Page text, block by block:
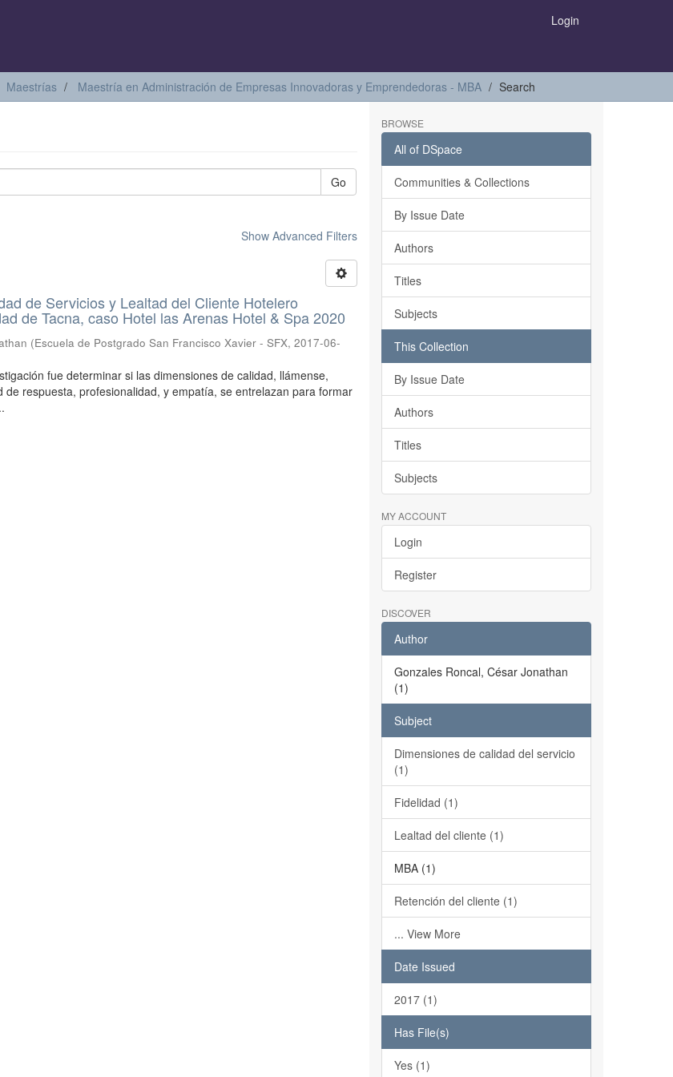
Login
Maestrías Maestría en Administración de Empresas Innovadoras y Emprendedoras - MBA Search
Go
Show Advanced Filters
de Servicios y Lealtad del Cliente Hotelero
de Tacna, caso Hotel las Arenas Hotel & Spa 2020
(Escuela de Postgrado San Francisco Xavier - SFX,2017-06-
fue determinar si las dimensiones de calidad, llámense,
de respuesta, profesionalidad, y empatía, se entrelazan para formar
BROWSE
All of DSpace
Communities & Collections
By Issue Date
Authors
Titles
Subjects
This Collection
By Issue Date
Authors
Titles
Subjects
MY ACCOUNT
Login
Register
DISCOVER
Author
Gonzales Roncal, César Jonathan
(1)
Subject
Dimensiones de calidad del servicio
(1)
Fidelidad (1)
Lealtad del cliente (1)
MBA (1)
Retención del cliente (1)
... View More
Date Issued
2017 (1)
Has File(s)
Yes (1)